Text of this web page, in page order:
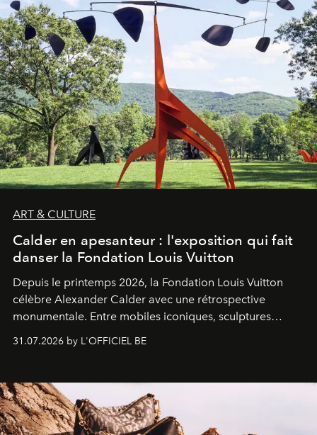
ART & CULTURE
Calder en apesanteur : l'exposition qui fait
danser la Fondation Louis Vuitton
Depuis le printemps 2026, la Fondation Louis Vuitton
célèbre Alexander Calder avec une rétrospective
monumentale. Entre mobiles iconiques, sculptures
américain investit les espaces imaginés par Frank Gehry
sculpture.
31.07.2026 by L'OFFICIEL BE